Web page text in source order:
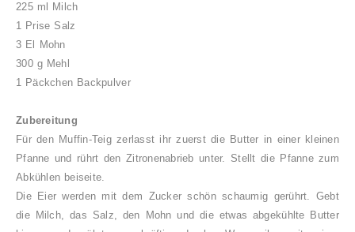
225 ml Milch
1 Prise Salz
3 El Mohn
300 g Mehl
1 Päckchen Backpulver
Zubereitung
Für den Muffin-Teig zerlasst ihr zuerst die Butter in einer kleinen
Pfanne und rührt den Zitronenabrieb unter. Stellt die Pfanne zum
Abkühlen beiseite.
Die Eier werden mit dem Zucker schön schaumig gerührt. Gebt
die Milch, das Salz, den Mohn und die etwas abgekühlte Butter